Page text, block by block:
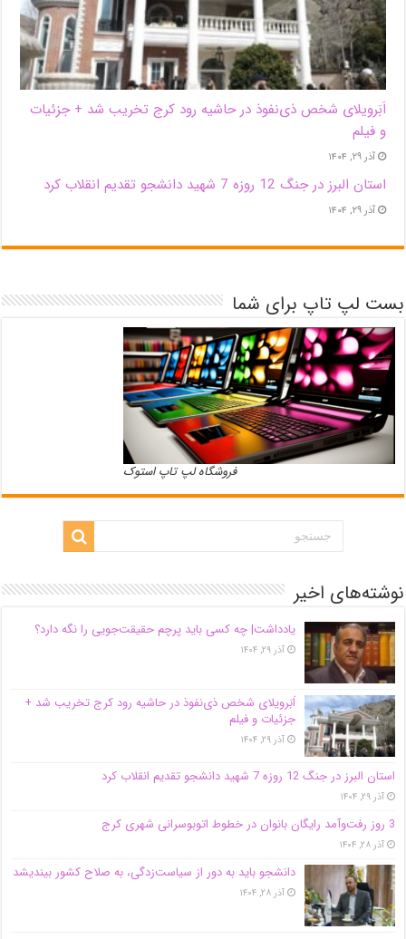
اَبَر‌ویلای شخص ذی‌نفوذ در حاشیه‌ رود کرج تخریب شد + جزئیات
و فیلم
آذر ۲۹, ۱۴۰۴
استان البرز در جنگ 12 روزه 7 شهید دانشجو تقدیم انقلاب کرد
آذر ۲۹, ۱۴۰۴
بست لپ تاپ برای شما
فروشگاه لپ تاپ استوک
نوشته‌های اخیر
یادداشت| ‌چه کسی باید پرچم حقیقت‌جویی را نگه دارد؟
آذر ۲۹, ۱۴۰۴
اَبَر‌ویلای شخص ذی‌نفوذ در حاشیه‌ رود کرج تخریب شد +
جزئیات و فیلم
آذر ۲۹, ۱۴۰۴
استان البرز در جنگ 12 روزه 7 شهید دانشجو تقدیم انقلاب کرد
آذر ۲۹, ۱۴۰۴
3 روز رفت‌وآمد رایگان بانوان در خطوط اتوبوسرانی شهری کرج
آذر ۲۸, ۱۴۰۴
دانشجو باید به دور از سیاست‌زدگی، به صلاح کشور بیندیشد
آذر ۲۸, ۱۴۰۴